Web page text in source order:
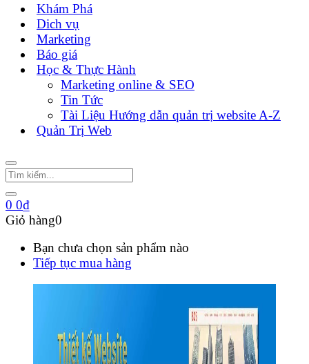
Khám Phá
Dich vụ
Marketing
Báo giá
Học & Thực Hành
Marketing online & SEO
Tin Tức
Tài Liệu Hướng dẫn quản trị website A-Z
Quản Trị Web
0 0₫
Giỏ hàng0
Bạn chưa chọn sản phẩm nào
Tiếp tục mua hàng